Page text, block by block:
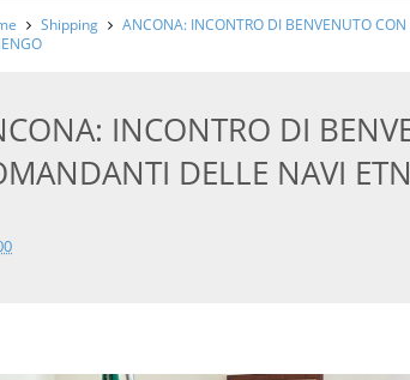
Shipping
ANCONA: INCONTRO DI BENVENUTO
INCONTRO DI
DELLE NAVI